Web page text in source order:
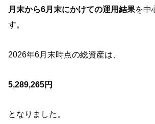
月末から6月末にかけての運用結果を中
す。
2026年6月末時点の総資産は、
5,289,265円
となりました。